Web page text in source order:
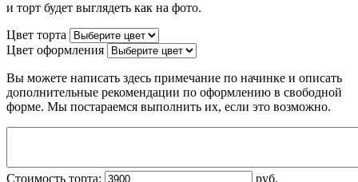
и торт будет выглядеть как на фото.
Цвет торта
Цвет оформления
Вы можете написать здесь примечание по начинке и описать
дополнительные рекомендации по оформлению в свободной
форме. Мы постараемся выполнить их, если это возможно.
Стоимость торта: руб.